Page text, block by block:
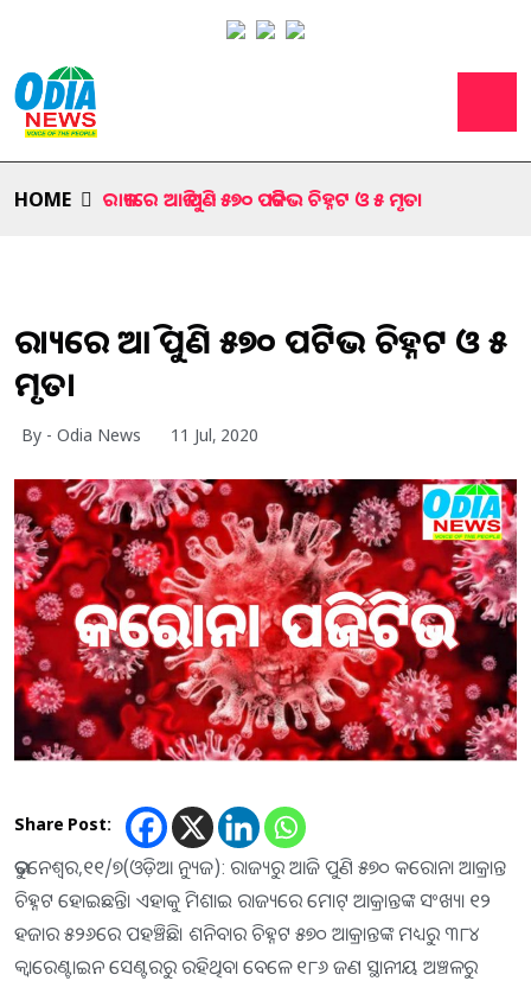
HOME ରାଜ୍ୟରେ ଆଜି ପୁଣି ୫୭୦ ପଜିଟିଭ ଚିହ୍ନଟ ଓ ୫ ମୃତ।
ରାଜ୍ୟରେ ଆଜି ପୁଣି ୫୭୦ ପଜିଟିଭ ଚିହ୍ନଟ ଓ ୫
ମୃତ।
By - Odia News 11 Jul, 2020
Share Post:
ଭୁବନେଶ୍ବର,୧୧/୭(ଓଡ଼ିଆ ନ୍ୟୁଜ): ରାଜ୍ୟରୁ ଆଜି ପୁଣି ୫୭୦ କରୋନା ଆକ୍ରାନ୍ତ
ଚିହ୍ନଟ ହୋଇଛନ୍ତି। ଏହାକୁ ମିଶାଇ ରାଜ୍ୟରେ ମୋଟ୍ ଆକ୍ରାନ୍ତଙ୍କ ସଂଖ୍ୟା ୧୨
ହଜାର ୫୨୬ରେ ପହଞ୍ଚିଛି। ଶନିବାର ଚିହ୍ନଟ ୫୭୦ ଆକ୍ରାନ୍ତଙ୍କ ମଧ୍ୟରୁ ୩୮୪
କ୍ବାରେଣ୍ଟାଇନ ସେଣ୍ଟରରୁ ରହିଥିବା ବେଳେ ୧୮୬ ଜଣ ସ୍ଥାନୀୟ ଅଞ୍ଚଳରୁ